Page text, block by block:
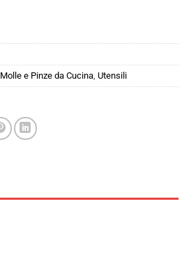
Molle e Pinze da Cucina, Utensili